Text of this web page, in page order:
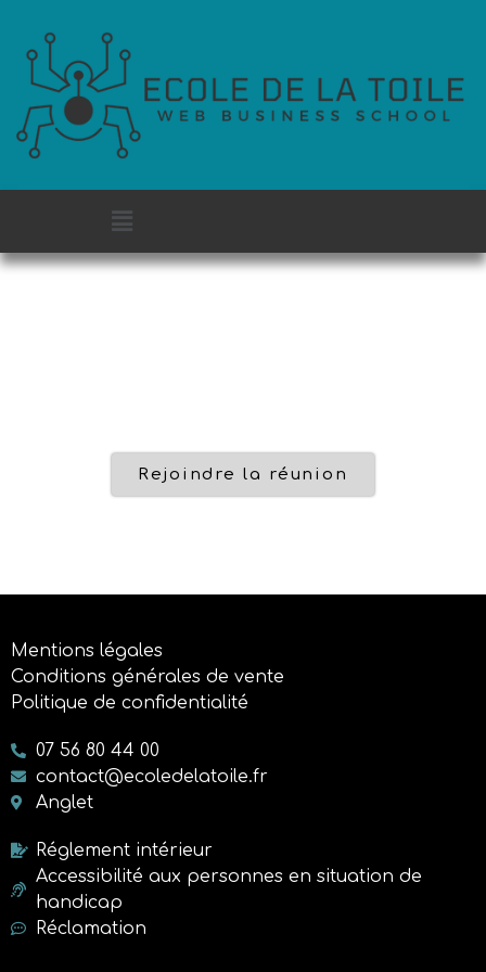
Rejoindre la réunion
Mentions légales
Conditions générales de vente
Politique de confidentialité
07 56 80 44 00
contact@ecoledelatoile.fr
Anglet
Réglement intérieur
Accessibilité aux personnes en situation de
handicap
Réclamation